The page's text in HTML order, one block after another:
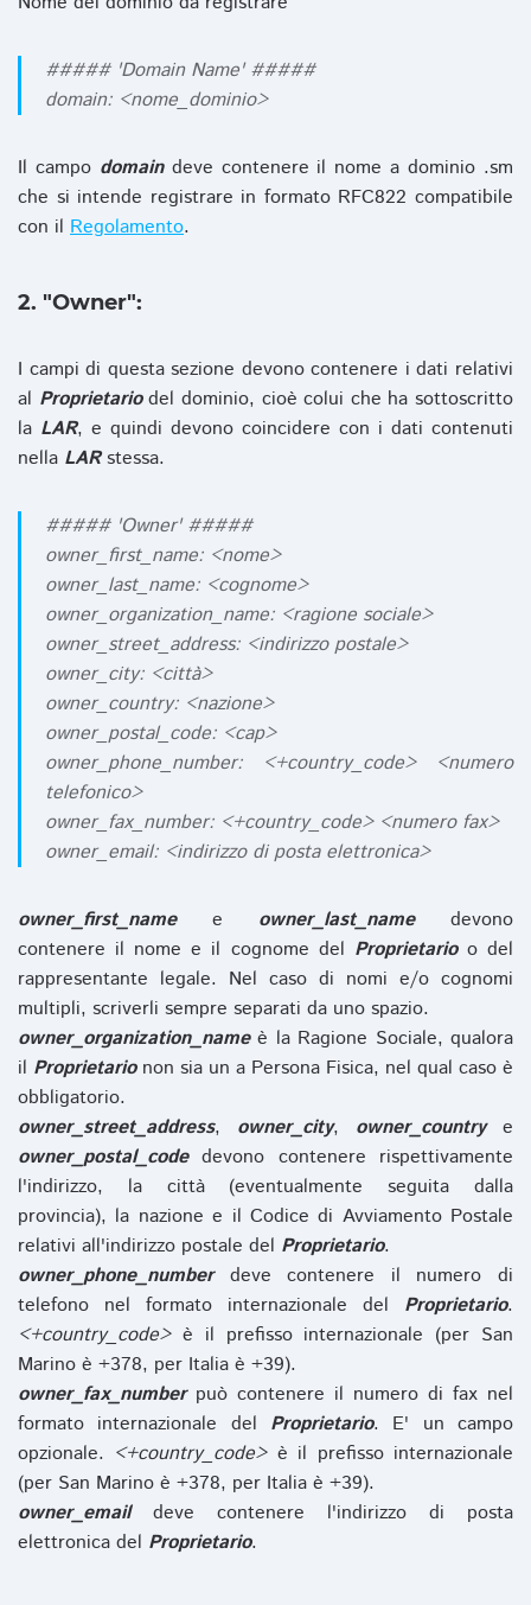
##### 'Domain Name' #####
domain: <nome_dominio>
Il campo domaindeve contenere il nome a dominio .sm
che si intende registrare in formato RFC822 compatibile
con il Regolamento.
2. "Owner":
I campi di questa sezione devono contenere i dati relativi
al Proprietariodel dominio, cioè colui che ha sottoscritto
la LAR, e quindi devono coincidere con i dati contenuti
nella LARstessa.
##### 'Owner' #####
owner_first_name: <nome>
owner_last_name: <cognome>
owner_organization_name: <ragione sociale>
owner_street_address: <indirizzo postale>
owner_city: <città>
owner_country: <nazione>
owner_postal_code: <cap>
owner_phone_number: <+country_code> <numero
telefonico>
owner_fax_number: <+country_code> <numero fax>
owner_email: <indirizzo di posta elettronica>
owner_first_namee owner_last_namedevono
contenere il nome e il cognome del Proprietarioo del
rappresentante legale. Nel caso di nomi e/o cognomi
multipli, scriverli sempre separati da uno spazio.
owner_organization_nameè la Ragione Sociale, qualora
il Proprietarionon sia un a Persona Fisica, nel qual caso è
obbligatorio.
owner_street_address, owner_city, owner_countrye
owner_postal_codedevono contenere rispettivamente
l'indirizzo, la città (eventualmente seguita dalla
provincia), la nazione e il Codice di Avviamento Postale
relativi all'indirizzo postale del Proprietario.
owner_phone_numberdeve contenere il numero di
telefono nel formato internazionale del Proprietario.
<+country_code>è il prefisso internazionale (per San
Marino è +378, per Italia è +39).
owner_fax_numberpuò contenere il numero di fax nel
formato internazionale del Proprietario. E' un campo
opzionale. <+country_code>è il prefisso internazionale
(per San Marino è +378, per Italia è +39).
owner_emaildeve contenere l'indirizzo di posta
elettronica del Proprietario.